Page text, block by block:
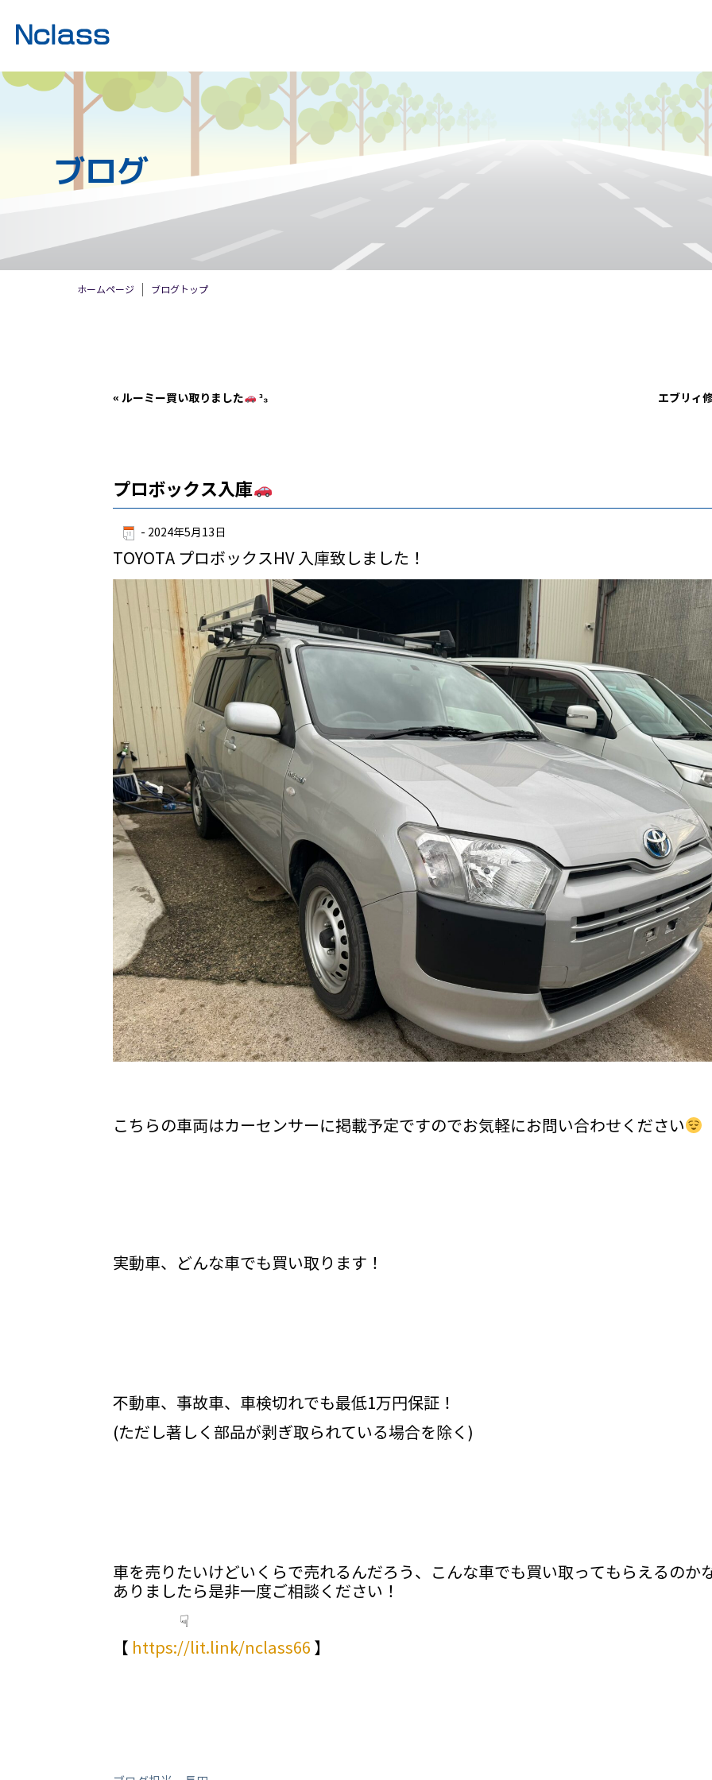
ブログ
ホームページ ブログトップ
« ルーミー買い取りました ³₃ エブリィ
プロボックス入庫
- 2024年5月13日
TOYOTA プロボックスHV 入庫致しました！
こちらの車両はカーセンサーに掲載予定ですのでお気軽にお問い合わせください
実動車、どんな車でも買い取ります！
不動車、事故車、車検切れでも最低1万円保証！
(ただし著しく部品が剥ぎ取られている場合を除く)
車を売りたいけどいくらで売れるんだろう、こんな車でも買い取ってもらえるのか
ありましたら是非一度ご相談ください！
☟
【 https://lit.link/nclass66 】